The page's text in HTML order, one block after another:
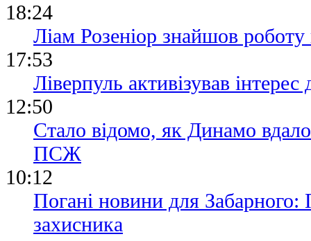
18:24
Ліам Розеніор знайшов роботу
17:53
Ліверпуль активізував
12:50
Стало відомо, як Динамо
ПСЖ
10:12
Погані новини для
захисника